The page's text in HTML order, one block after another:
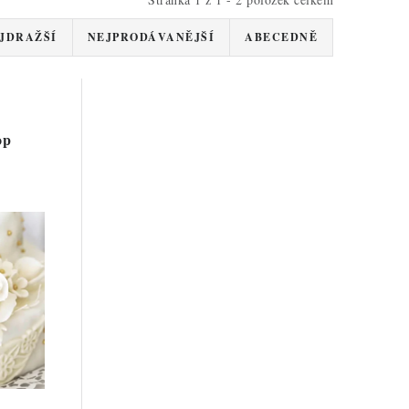
NEJPRODÁVANĚJŠÍ ABECEDNĚ